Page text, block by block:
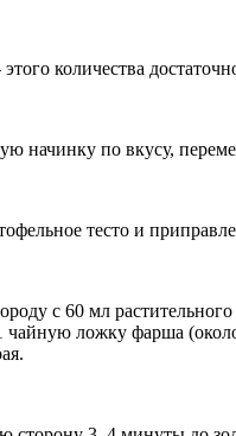
количества
начинку по вкусу,
тесто и
с 60 мл
ложку фарша